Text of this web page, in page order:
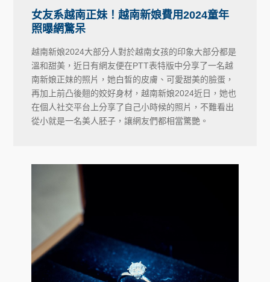
女友系越南正妹！越南新娘費用2024童年
照曝網驚呆
越南新娘2024大部分人對於越南女孩的印象大部分都是
溫和甜美，近日有網友便在PTT表特版中分享了一名越
南新娘正妹的照片，她白皙的皮膚、可愛甜美的臉蛋，
再加上前凸後翹的姣好身材，越南新娘2024近日，她也
在個人社交平台上分享了自己小時候的照片，不難看出
從小就是一名美人胚子，讓網友們都相當驚艷。